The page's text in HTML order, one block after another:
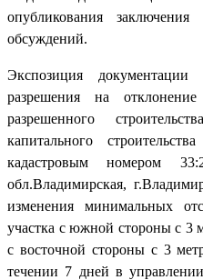
опубликования заключения
обсуждений.
Экспозиция документации
разрешения на
разрешенного
капитального
кадастровым номером
обл.Владимирская,
изменения минимальных
участка с южной стороны с 3
с восточной стороны с 3
течении 7 дней в